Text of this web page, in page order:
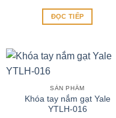
ĐỌC TIẾP
SẢN PHẨM
Khóa tay nắm gạt Yale
YTLH-016